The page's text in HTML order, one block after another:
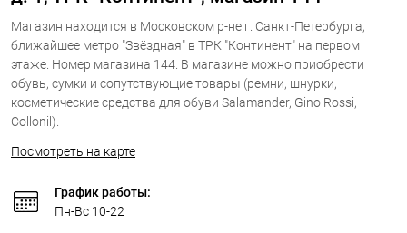
Магазин находится в Московском р-не г. Санкт-Петербурга,
ближайшее метро "Звёздная" в ТРК "Континент" на первом
этаже. Номер магазина 144. В магазине можно приобрести
обувь, сумки и сопутствующие товары (ремни, шнурки,
косметические средства для обуви Salamander, Gino Rossi,
Collonil).
Посмотреть на карте
График работы:
Пн-Вс 10-22